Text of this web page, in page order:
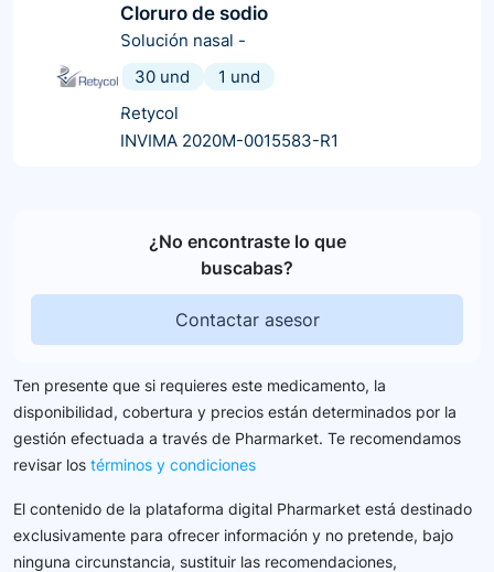
Cloruro de sodio
Solución nasal -
30 und
1 und
Retycol
INVIMA 2020M-0015583-R1
¿No encontraste lo que
buscabas?
Contactar asesor
Ten presente que si requieres este medicamento, la
disponibilidad, cobertura y precios están determinados por la
gestión efectuada a través de Pharmarket. Te recomendamos
revisar los términos y condiciones
El contenido de la plataforma digital Pharmarket está destinado
exclusivamente para ofrecer información y no pretende, bajo
ninguna circunstancia, sustituir las recomendaciones,